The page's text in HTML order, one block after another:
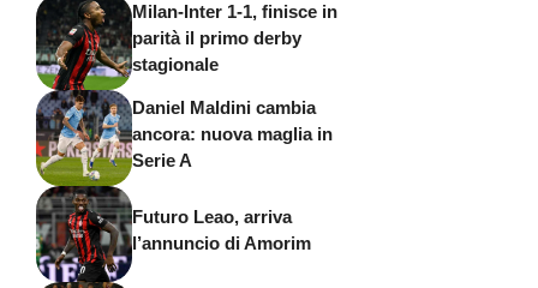
Milan-Inter 1-1, finisce in
parità il primo derby
stagionale
Daniel Maldini cambia
ancora: nuova maglia in
Serie A
Futuro Leao, arriva
l’annuncio di Amorim